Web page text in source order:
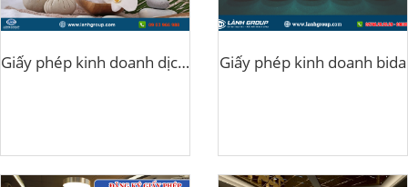
Giấy phép kinh doanh dịch vụ Spa Giấy phép kinh doanh bida